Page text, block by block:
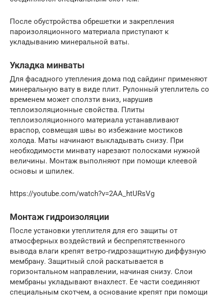
После обустройства обрешетки и закрепления
пароизоляционного материала приступают к
укладыванию минеральной ваты.
Укладка минваты
Для фасадного утепления дома под сайдинг применяют
минеральную вату в виде плит. Рулонный утеплитель со
временем может сползти вниз, нарушив
теплоизоляционные свойства. Плиты
теплоизоляционного материала устанавливают
враспор, совмещая швы во избежание мостиков
холода. Маты начинают выкладывать снизу. При
необходимости минвату нарезают полосками нужной
величины. Монтаж выполняют при помощи клеевой
основы и шпилек.
https://youtube.com/watch?v=2AA_htURsVg
Монтаж гидроизоляции
После установки утеплителя для его защиты от
атмосферных воздействий и беспрепятственного
вывода влаги крепят ветро-гидрозащитную диффузную
мембрану. Защитный слой раскатывается в
горизонтальном направлении, начиная снизу. Слои
мембраны укладывают внахлест. Ее части соединяют
специальным скотчем, а основание крепят при помощи